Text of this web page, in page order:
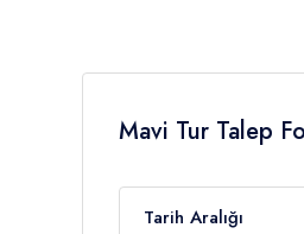
Mavi Tur Talep
Tarih Aralığı